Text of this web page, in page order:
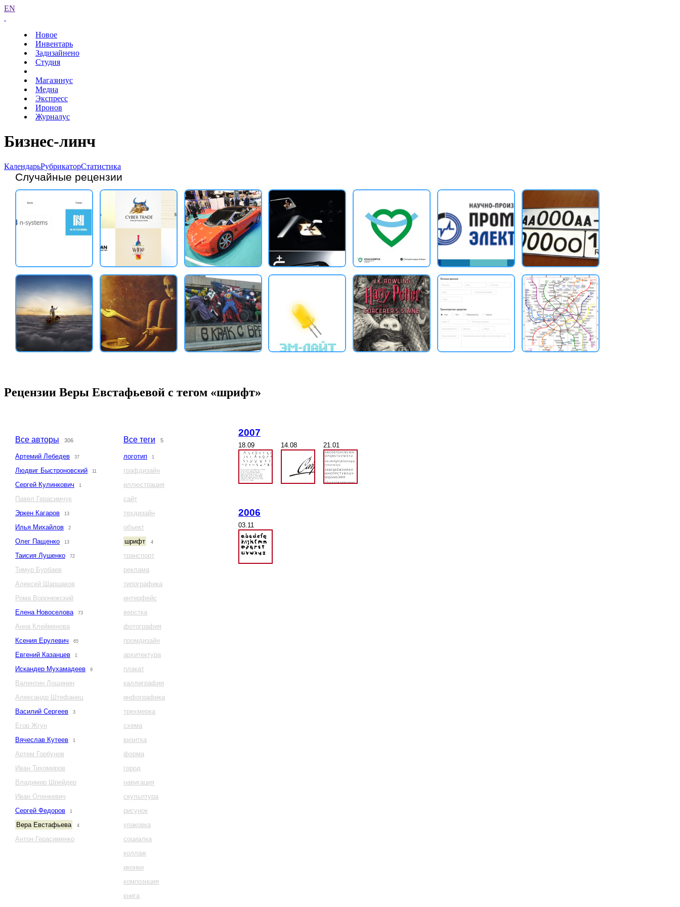
EN
Новое
Инвентарь
Задизайнено
Студия
Магазинус
Медиа
Экспресс
Иронов
Журналус
Бизнес-линч
КалендарьРубрикаторСтатистика
Случайные рецензии
Рецензии Веры Евстафьевой с тегом «шрифт»
Все авторы 306
Артемий Лебедев 37
Людвиг Быстроновский 11
Сергей Кулинкович 1
Павел Герасимчук
Эркен Кагаров
13
Илья Михайлов 2
Олег Пащенко 13
Таисия Лушенко 72
Тимур Бурбаев
Алексей Шаршаков
Рома Воронежский
Елена Новоселова
73
Анна Клейменова
Ксения Ерулевич
65
Евгений Казанцев 1
Искандер Мухамадеев 9
Валентин Лощинин
Александр Штефанец
Василий Сергеев
3
Егор Жгун
Вячеслав Кутеев
1
Артем Горбунов
Иван Тихомиров
Владимир Шрейдер
Иван Оленкевич
Сергей Федоров
1
Вера Евстафьева 4
Антон Герасименко
Все теги 5
логотип 1
графдизайн
иллюстрация
сайт
техдизайн
объект
шрифт
4
транспорт
реклама
типографика
интерфейс
верстка
фотография
промдизайн
архитектура
плакат
каллиграфия
инфографика
трехмерка
схема
визитка
форма
город
навигация
скульптура
рисунок
упаковка
социалка
коллаж
иконки
композиция
книга
2007
18.09 14.08 21.01
2006
03.11